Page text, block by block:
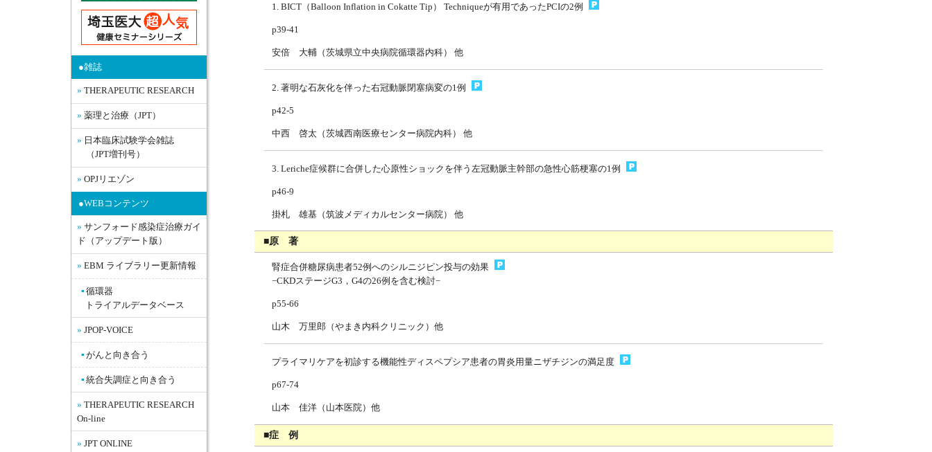
●雑誌
THERAPEUTIC RESEARCH
薬理と治療（JPT）
日本臨床試験学会雑誌
（JPT増刊号）
OPJリエゾン
●WEBコンテンツ
サンフォード感染症治療ガイ
ド（アップデート版）
EBM ライブラリー更新情報
循環器
トライアルデータベース
JPOP-VOICE
がんと向き合う
統合失調症と向き合う
THERAPEUTIC RESEARCH
On-line
JPT ONLINE
1. BICT（Balloon Inflation in Cokatte Tip） Techniqueが有用であったPCIの2例
p39-41
安倍 大輔（茨城県立中央病院循環器内科） 他
2. 著明な石灰化を伴った右冠動脈閉塞病変の1例
p42-5
中西 啓太（茨城西南医療センター病院内科） 他
3. Leriche症候群に合併した心原性ショックを伴う左冠動脈主幹部の急性心筋梗塞の1例
p46-9
掛札 雄基（筑波メディカルセンター病院） 他
■原 著
腎症合併糖尿病患者52例へのシルニジピン投与の効果
−CKDステージG3，G4の26例を含む検討−
p55-66
山木 万里郎（やまき内科クリニック）他
プライマリケアを初診する機能性ディスペプシア患者の胃炎用量ニザチジンの満足度
p67-74
山本 佳洋（山本医院）他
■症 例